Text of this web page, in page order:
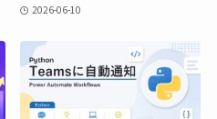
2026-06-10